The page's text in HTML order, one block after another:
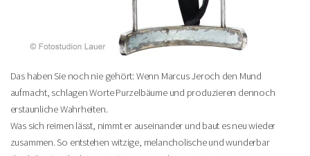
Das haben Sie noch nie gehört: Wenn Marcus Jeroch den Mund
aufmacht, schlagen Worte Purzelbäume und produzieren dennoch
erstaunliche Wahrheiten.
Was sich reimen lässt, nimmt er auseinander und baut es neu wieder
zusammen. So entstehen witzige, melancholische und wunderbar